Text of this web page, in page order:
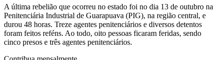
A última rebelião que ocorreu no estado foi no dia 13 de outubro na
Penitenciária Industrial de Guarapuava (PIG), na região central, e
durou 48 horas. Treze agentes penitenciários e diversos detentos
foram feitos reféns. Ao todo, oito pessoas ficaram feridas, sendo
cinco presos e três agentes penitenciários.